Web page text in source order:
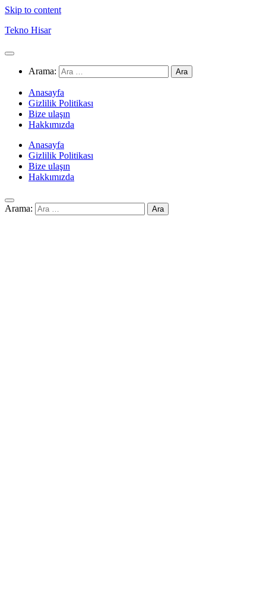
Skip to content
Tekno Hisar
Arama:
Anasayfa
Gizlilik Politikası
Bize ulaşın
Hakkımızda
Anasayfa
Gizlilik Politikası
Bize ulaşın
Hakkımızda
Arama: